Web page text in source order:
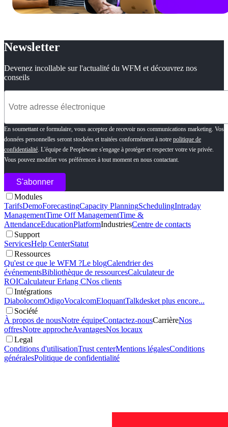
Newsletter
Devenez incollable sur l'actualité du WFM et découvrez nos
conseils
En soumettant ce formulaire, vous acceptez de recevoir nos communications marketing. Vos
données personnelles seront stockées et traitées conformément à notre politique de
confidentialité. L'équipe de Peopleware s'engage à protéger et respecter votre vie privée.
Vous pouvez modifier vos préférences à tout moment en nous contactant.
Modules
TarifsDemoForecastingCapacity PlanningSchedulingIntraday
ManagementTime Off ManagementTime &
AttendanceEducationPlatformIndustriesCentre de contacts
Support
ServicesHelp CenterStatut
Ressources
Qu'est ce que le WFM ?Le blogCalendrier des
événementsBibliothèque de ressourcesCalculateur de
ROICalculateur Erlang CNos clients
Intégrations
DiabolocomOdigoVocalcomEloquantTalkdesket plus encore...
Société
À propos de nousNotre équipeContactez-nousCarrièreNos
offresNotre approcheAvantagesNos locaux
Legal
Conditions d'utilisationTrust centerMentions légalesConditions
généralesPolitique de confidentialité